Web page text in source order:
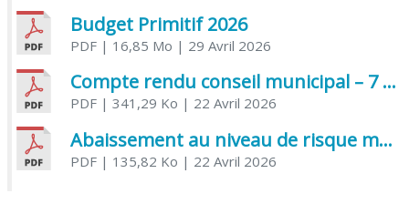
Budget Primitif 2026
PDF| 16,85 Mo | 29 Avril 2026
Compte rendu conseil municipal – 7 avril 2026
PDF| 341,29 Ko | 22 Avril 2026
Abaissement au niveau de risque modéré de l’Influenza aviaire
PDF| 135,82 Ko | 22 Avril 2026